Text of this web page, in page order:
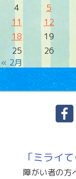
« 2月
4
5
11
12
18
19
25
26
「ミライ
障がい者の方